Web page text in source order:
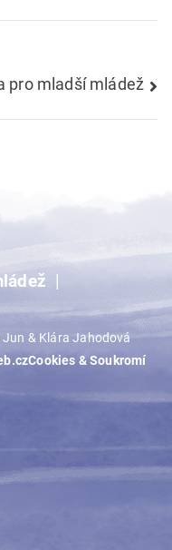
pro mladší mládež
& Klára Jahodová
Cookies & Soukromí